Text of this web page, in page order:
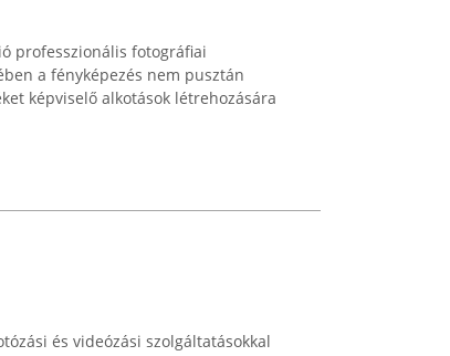
professzionális fotográfiai
a fényképezés nem pusztán
képviselő alkotások létrehozására
és videózási szolgáltatásokkal